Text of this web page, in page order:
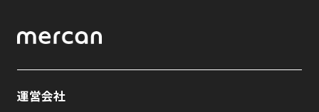
運営会社